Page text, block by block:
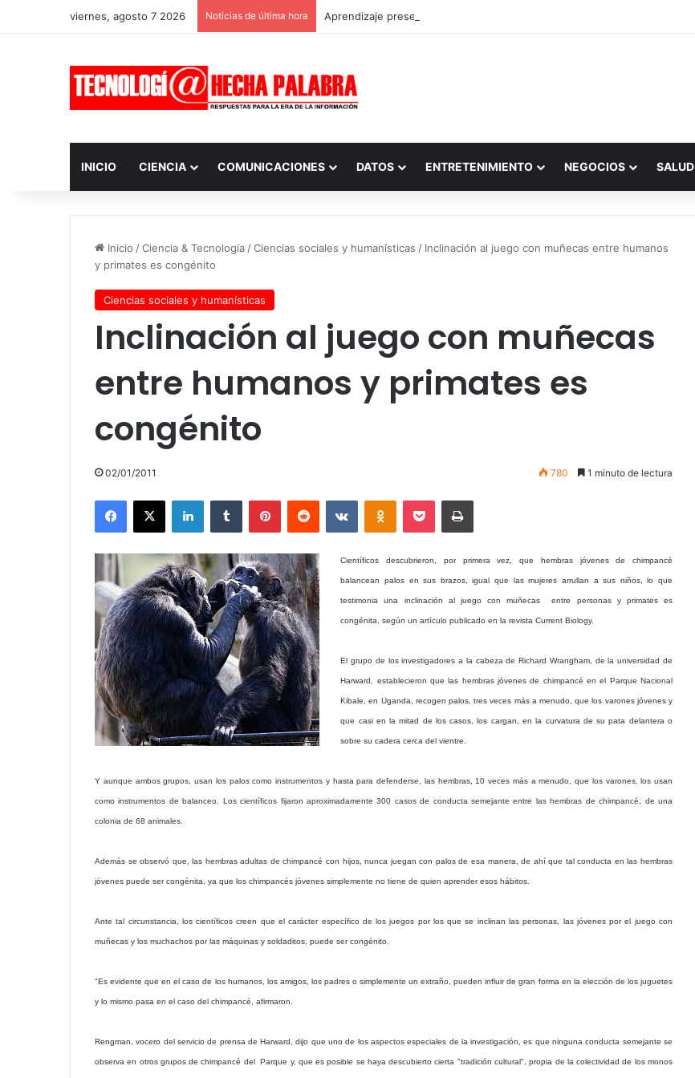
viernes, agosto 7 2026 Noticias de última hora Aprendizaje presencial vs. por internet
INICIO CIENCIA COMUNICACIONES DATOS ENTRETENIMIENTO NEGOCIOS SALUD
Inicio /Ciencia & Tecnología /Ciencias sociales y humanísticas / Inclinación al juego con muñecas entre humanos
y primates es congénito
Ciencias sociales y humanísticas
Inclinación al juego con muñecas
entre humanos y primates es
congénito
02/01/2011 780 1 minuto de lectura
Facebook
X LinkedInTumblr PinterestReddit VKontakteOdnoklassniki
Pocket Imprimir
Científicos descubrieron, por primera vez, que hembras jóvenes de chimpancé
balancean palos en sus brazos, igual que las mujeres arrullan a sus niños, lo que
testimonia una inclinación al juego con muñecas entre personas y primates es
congénita, según un artículo publicado en la revista Current Biology.
El grupo de los investigadores a la cabeza de Richard Wrangham, de la universidad de
Harward, establecieron que las hembras jóvenes de chimpancé en el Parque Nacional
Kibale, en Uganda, recogen palos, tres veces más a menudo, que los varones jóvenes y
que casi en la mitad de los casos, los cargan, en la curvatura de su pata delantera o
sobre su cadera cerca del vientre.
Y aunque ambos grupos, usan los palos como instrumentos y hasta para defenderse, las hembras, 10 veces más a menudo, que los varones, los usan
como instrumentos de balanceo. Los científicos fijaron aproximadamente 300 casos de conducta semejante entre las hembras de chimpancé, de una
colonia de 68 animales.
Además se observó que, las hembras adultas de chimpancé con hijos, nunca juegan con palos de esa manera, de ahí que tal conducta en las hembras
jóvenes puede ser congénita, ya que los chimpancés jóvenes simplemente no tiene de quien aprender esos hábitos.
Ante tal circunstancia, los científicos creen que el carácter específico de los juegos por los que se inclinan las personas, las jóvenes por el juego con
muñecas y los muchachos por las máquinas y soldaditos, puede ser congénito.
"Es evidente que en el caso de los humanos, los amigos, los padres o simplemente un extraño, pueden influir de gran forma en la elección de los juguetes
y lo mismo pasa en el caso del chimpancé, afirmaron.
Rengman, vocero del servicio de prensa de Harward, dijo que uno de los aspectos especiales de la investigación, es que ninguna conducta semejante se
observa en otros grupos de chimpancé del Parque y, que es posible se haya descubierto cierta "tradición cultural", propia de la colectividad de los monos